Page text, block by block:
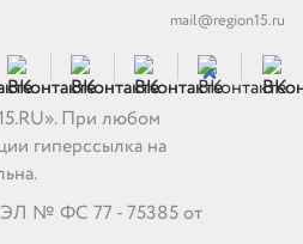
mail@region15.ru
При любом
гиперссылка на
ЭЛ № ФС 77 - 75385 от